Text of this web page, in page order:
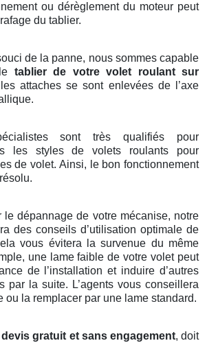
ou dérèglement du moteur peut
du tablier.
de la panne, nous sommes capable
tablier de votre volet roulant sur
attaches se sont enlevées de l’axe
sont très qualifiés pour
les styles de volets roulants pour
de volet. Ainsi, le bon fonctionnement
le dépannage de votre mécanise, notre
des conseils d’utilisation optimale de
vous évitera la survenue du même
une lame faible de votre volet peut
de l’installation et induire d’autres
par la suite. L’agents vous conseillera
ou la remplacer par une lame standard.
devis gratuit et sans engagement, doit